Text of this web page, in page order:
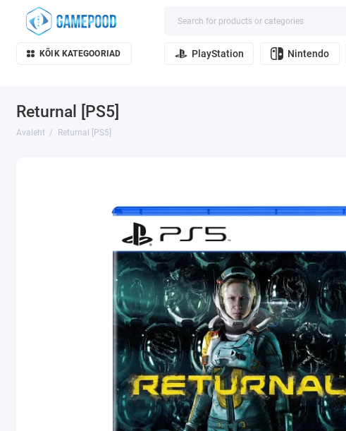
KÕIK KATEGOORIAD PlayStation Nintendo
Returnal [PS5]
Avaleht Returnal [PS5]